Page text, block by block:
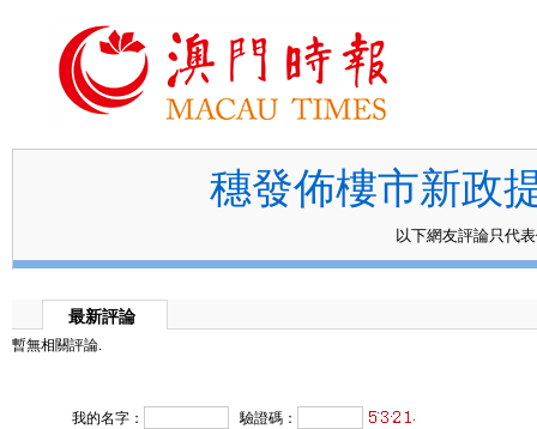
穗發佈樓市新政
以下網友評論只代
最新評論
暫無相關評論.
我的名字： 驗證碼：